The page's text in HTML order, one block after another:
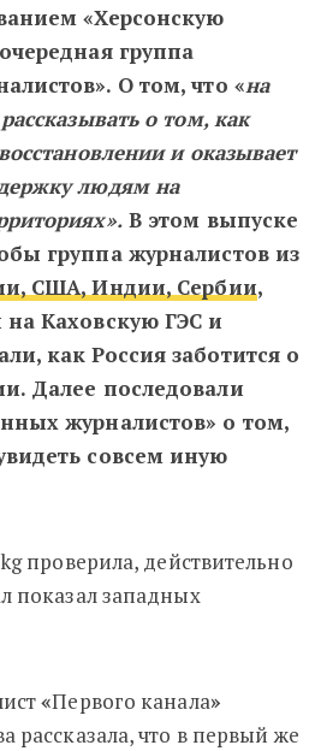
«Херсонскую
группа
О том, что «на
о том, как
и оказывает
людям на
В этом выпуске
группа журналистов из
США, Индии, Сербии,
Каховскую ГЭС и
как Россия заботится о
Далее последовали
журналистов» о том,
совсем иную
проверила, действительно
показал западных
«Первого канала»
рассказала, что в первый же